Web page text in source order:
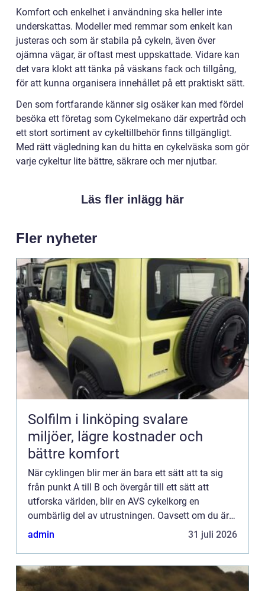
Komfort och enkelhet i användning ska heller inte
underskattas. Modeller med remmar som enkelt kan
justeras och som är stabila på cykeln, även över
ojämna vägar, är oftast mest uppskattade. Vidare kan
det vara klokt att tänka på väskans fack och tillgång,
för att kunna organisera innehållet på ett praktiskt sätt.
Den som fortfarande känner sig osäker kan med fördel
besöka ett företag som Cykelmekano där expertråd och
ett stort sortiment av cykeltillbehör finns tillgängligt.
Med rätt vägledning kan du hitta en cykelväska som gör
varje cykeltur lite bättre, säkrare och mer njutbar.
Läs fler inlägg här
Fler nyheter
Solfilm i linköping svalare
miljöer, lägre kostnader och
bättre komfort
När cyklingen blir mer än bara ett sätt att ta sig
från punkt A till B och övergår till ett sätt att
utforska världen, blir en AVS cykelkorg en
oumbärlig del av utrustningen. Oavsett om du är
en var...
admin 31 juli 2026